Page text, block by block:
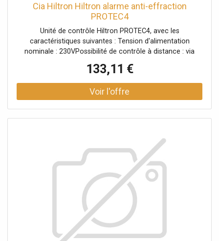
Cia Hiltron Hiltron alarme anti-effraction
PROTEC4
Unité de contrôle Hiltron PROTEC4, avec les
caractéristiques suivantes : Tension d'alimentation
nominale : 230VPossibilité de contrôle à distance : via
TDXCLOUD)Absorption : 40mAAbsorption maximale :
140mAZones anti-sabotage 24 heures sur 24 :
1Alimentation/chargeur : inclusBatterie de secours : 12V
7.5Ah (non incluse)
133,11 €